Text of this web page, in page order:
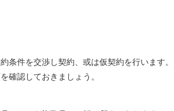
条件を交渉し契約、或は仮契約を行います。
確認しておきましょう。